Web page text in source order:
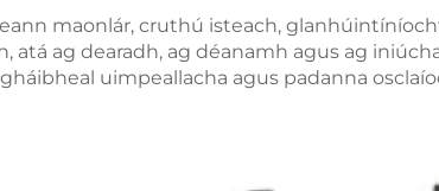
maonlár, cruthú isteach,
ag dearadh, ag déanamh agus ag
uimpeallacha agus padanna